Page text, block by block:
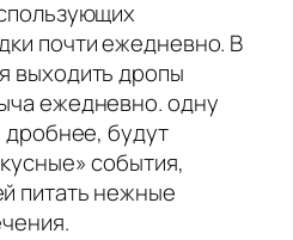
почти ежедневно. В
выходить дропы
ежедневно. одну
будут
события,
питать нежные